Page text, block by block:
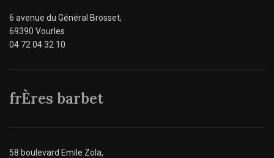
6 avenue du Général Brosset,
69390 Vourles
04 72 04 32 10
frÈres barbet
58 boulevard Emile Zola,